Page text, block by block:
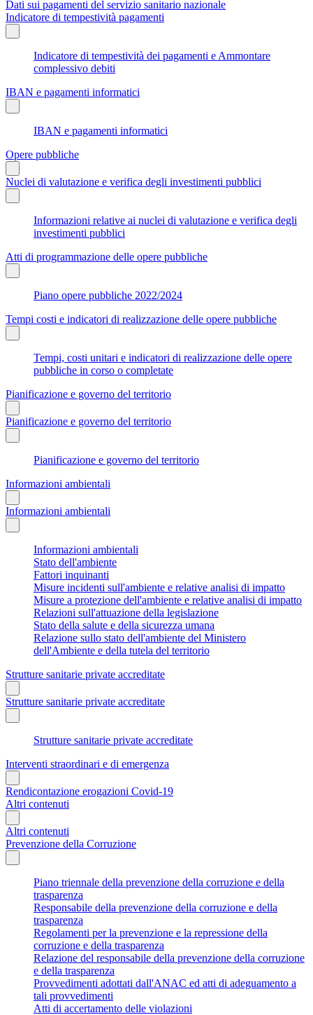
Dati sui pagamenti del servizio sanitario nazionale
Indicatore di tempestività pagamenti
Indicatore di tempestività dei pagamenti e Ammontare
complessivo debiti
IBAN e pagamenti informatici
IBAN e pagamenti informatici
Opere pubbliche
Nuclei di valutazione e verifica degli investimenti pubblici
Informazioni relative ai nuclei di valutazione e verifica degli
investimenti pubblici
Atti di programmazione delle opere pubbliche
Piano opere pubbliche 2022/2024
Tempi costi e indicatori di realizzazione delle opere pubbliche
Tempi, costi unitari e indicatori di realizzazione delle opere
pubbliche in corso o completate
Pianificazione e governo del territorio
Pianificazione e governo del territorio
Pianificazione e governo del territorio
Informazioni ambientali
Informazioni ambientali
Informazioni ambientali
Stato dell'ambiente
Fattori inquinanti
Misure incidenti sull'ambiente e relative analisi di impatto
Misure a protezione dell'ambiente e relative analisi di impatto
Relazioni sull'attuazione della legislazione
Stato della salute e della sicurezza umana
Relazione sullo stato dell'ambiente del Ministero
dell'Ambiente e della tutela del territorio
Strutture sanitarie private accreditate
Strutture sanitarie private accreditate
Strutture sanitarie private accreditate
Interventi straordinari e di emergenza
Rendicontazione erogazioni Covid-19
Altri contenuti
Altri contenuti
Prevenzione della Corruzione
Piano triennale della prevenzione della corruzione e della
trasparenza
Responsabile della prevenzione della corruzione e della
trasparenza
Regolamenti per la prevenzione e la repressione della
corruzione e della trasparenza
Relazione del responsabile della prevenzione della corruzione
e della trasparenza
Provvedimenti adottati dall'ANAC ed atti di adeguamento a
tali provvedimenti
Atti di accertamento delle violazioni